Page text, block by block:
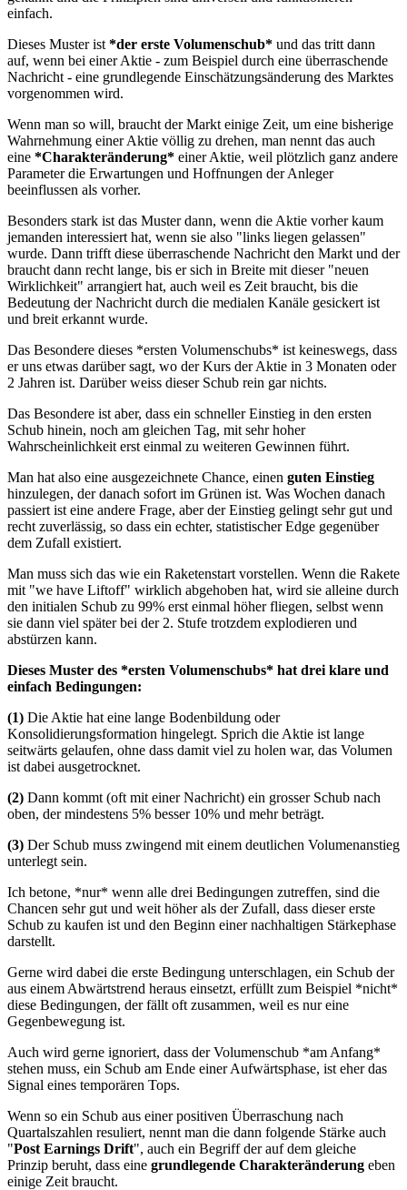
einfach.
Dieses Muster ist *der erste Volumenschub* und das tritt dann
auf, wenn bei einer Aktie - zum Beispiel durch eine überraschende
Nachricht - eine grundlegende Einschätzungsänderung des Marktes
vorgenommen wird.
Wenn man so will, braucht der Markt einige Zeit, um eine bisherige
Wahrnehmung einer Aktie völlig zu drehen, man nennt das auch
eine *Charakteränderung* einer Aktie, weil plötzlich ganz andere
Parameter die Erwartungen und Hoffnungen der Anleger
beeinflussen als vorher.
Besonders stark ist das Muster dann, wenn die Aktie vorher kaum
jemanden interessiert hat, wenn sie also "links liegen gelassen"
wurde. Dann trifft diese überraschende Nachricht den Markt und der
braucht dann recht lange, bis er sich in Breite mit dieser "neuen
Wirklichkeit" arrangiert hat, auch weil es Zeit braucht, bis die
Bedeutung der Nachricht durch die medialen Kanäle gesickert ist
und breit erkannt wurde.
Das Besondere dieses *ersten Volumenschubs* ist keineswegs, dass
er uns etwas darüber sagt, wo der Kurs der Aktie in 3 Monaten oder
2 Jahren ist. Darüber weiss dieser Schub rein gar nichts.
Das Besondere ist aber, dass ein schneller Einstieg in den ersten
Schub hinein, noch am gleichen Tag, mit sehr hoher
Wahrscheinlichkeit erst einmal zu weiteren Gewinnen führt.
Man hat also eine ausgezeichnete Chance, einen guten Einstieg
hinzulegen, der danach sofort im Grünen ist. Was Wochen danach
passiert ist eine andere Frage, aber der Einstieg gelingt sehr gut und
recht zuverlässig, so dass ein echter, statistischer Edge gegenüber
dem Zufall existiert.
Man muss sich das wie ein Raketenstart vorstellen. Wenn die Rakete
mit "we have Liftoff" wirklich abgehoben hat, wird sie alleine durch
den initialen Schub zu 99% erst einmal höher fliegen, selbst wenn
sie dann viel später bei der 2. Stufe trotzdem explodieren und
abstürzen kann.
Dieses Muster des *ersten Volumenschubs* hat drei klare und
einfach Bedingungen:
(1) Die Aktie hat eine lange Bodenbildung oder
Konsolidierungsformation hingelegt. Sprich die Aktie ist lange
seitwärts gelaufen, ohne dass damit viel zu holen war, das Volumen
ist dabei ausgetrocknet.
(2) Dann kommt (oft mit einer Nachricht) ein grosser Schub nach
oben, der mindestens 5% besser 10% und mehr beträgt.
(3) Der Schub muss zwingend mit einem deutlichen Volumenanstieg
unterlegt sein.
Ich betone, *nur* wenn alle drei Bedingungen zutreffen, sind die
Chancen sehr gut und weit höher als der Zufall, dass dieser erste
Schub zu kaufen ist und den Beginn einer nachhaltigen Stärkephase
darstellt.
Gerne wird dabei die erste Bedingung unterschlagen, ein Schub der
aus einem Abwärtstrend heraus einsetzt, erfüllt zum Beispiel *nicht*
diese Bedingungen, der fällt oft zusammen, weil es nur eine
Gegenbewegung ist.
Auch wird gerne ignoriert, dass der Volumenschub *am Anfang*
stehen muss, ein Schub am Ende einer Aufwärtsphase, ist eher das
Signal eines temporären Tops.
Wenn so ein Schub aus einer positiven Überraschung nach
Quartalszahlen resuliert, nennt man die dann folgende Stärke auch
"Post Earnings Drift", auch ein Begriff der auf dem gleiche
Prinzip beruht, dass eine grundlegende Charakteränderung eben
einige Zeit braucht.